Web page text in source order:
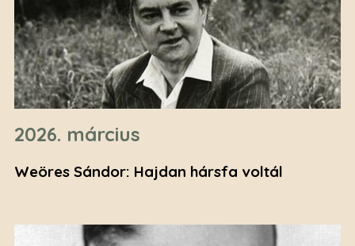
2026. március
Weöres Sándor: Hajdan hársfa voltál